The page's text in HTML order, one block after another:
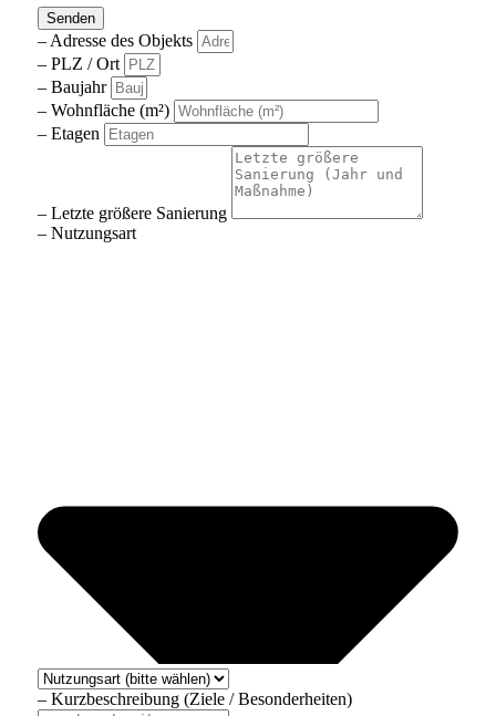
Senden
– Adresse des Objekts
– PLZ / Ort
– Baujahr
– Wohnfläche (m²)
– Etagen
– Letzte größere Sanierung
– Nutzungsart
– Kurzbeschreibung (Ziele / Besonderheiten)